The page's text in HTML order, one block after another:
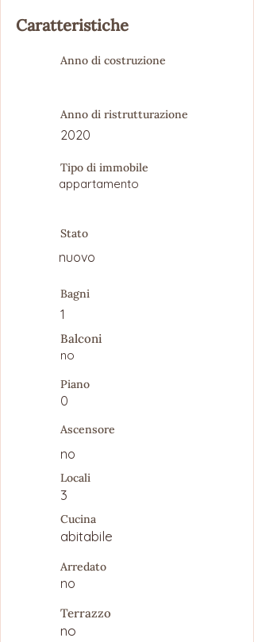
Caratteristiche
Anno di costruzione
Anno di ristrutturazione
2020
Tipo di immobile
appartamento
Stato
nuovo
Bagni
1
Balconi
no
Piano
0
Ascensore
no
Locali
3
Cucina
abitabile
Arredato
no
Terrazzo
no